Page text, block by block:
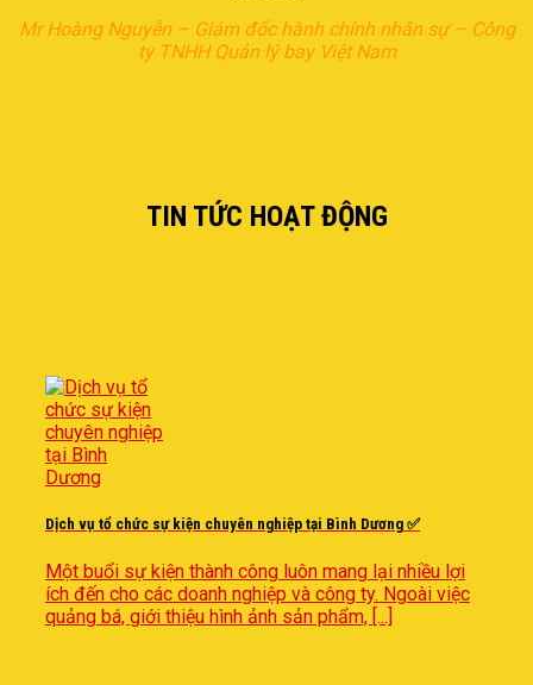
Mr Hoàng Nguyễn – Giám đốc hành chính nhân sự – Công
ty TNHH Quản lý bay Việt Nam
TIN TỨC HOẠT ĐỘNG
Dịch vụ tổ chức sự kiện chuyên nghiệp tại Bình Dương ✅
Một buổi sự kiện thành công luôn mang lại nhiều lợi
ích đến cho các doanh nghiệp và công ty. Ngoài việc
quảng bá, giới thiệu hình ảnh sản phẩm, [...]